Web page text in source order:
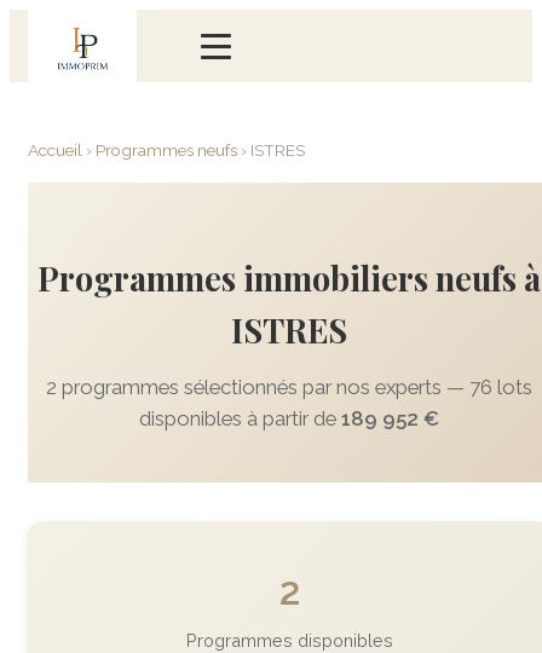
Accueil › Programmes neufs › ISTRES
Programmes immobiliers neufs à
ISTRES
2 programmes sélectionnés par nos experts — 76 lots
disponibles à partir de 189 952 €
2
Programmes disponibles